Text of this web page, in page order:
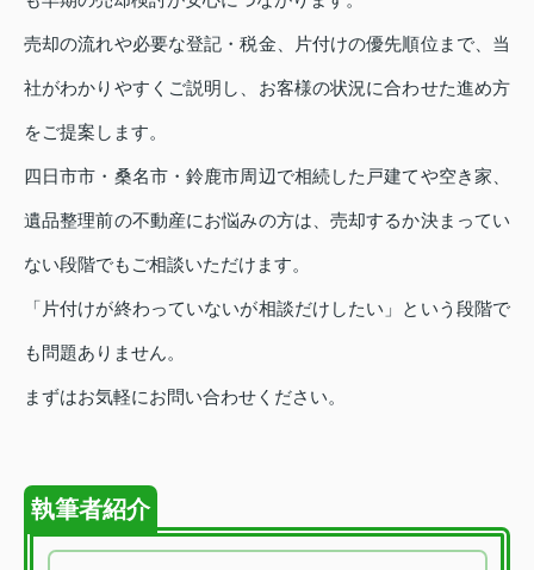
売却の流れや必要な登記・税金、片付けの優先順位まで、当
社がわかりやすくご説明し、お客様の状況に合わせた進め方
をご提案します。
四日市市・桑名市・鈴鹿市周辺で相続した戸建てや空き家、
遺品整理前の不動産にお悩みの方は、売却するか決まってい
ない段階でもご相談いただけます。
「片付けが終わっていないが相談だけしたい」という段階で
も問題ありません。
まずはお気軽にお問い合わせください。
執筆者紹介